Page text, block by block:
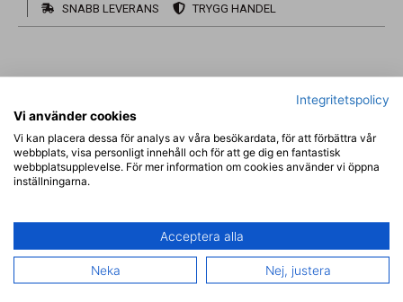
SNABB LEVERANS
TRYGG HANDEL
Beskrivning
BESKRIVNING
perfekta sättet att visa toaletter för ditt företag,
hem eller kontor. Skylten har en ren och modern
design med fet svart text så att ditt meddelande
Integritetspolicy
Vi använder cookies
Vi kan placera dessa för analys av våra besökardata, för att förbättra vår
webbplats, visa personligt innehåll och för att ge dig en fantastisk
webbplatsupplevelse. För mer information om cookies använder vi öppna
inställningarna.
Acceptera alla
Neka Nej, justera